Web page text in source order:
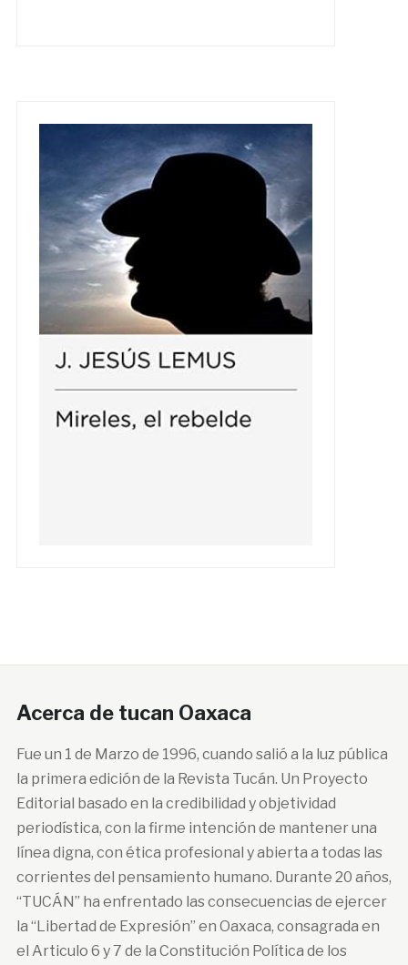
Acerca de tucan Oaxaca
Fue un 1 de Marzo de 1996, cuando salió a la luz pública
la primera edición de la Revista Tucán. Un Proyecto
Editorial basado en la credibilidad y objetividad
periodística, con la firme intención de mantener una
línea digna, con ética profesional y abierta a todas las
corrientes del pensamiento humano. Durante 20 años,
“TUCÁN” ha enfrentado las consecuencias de ejercer
la “Libertad de Expresión” en Oaxaca, consagrada en
el Articulo 6 y 7 de la Constitución Política de los